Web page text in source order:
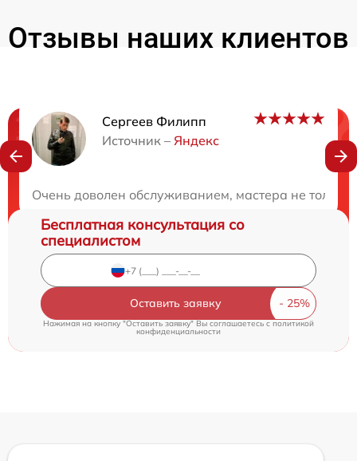
Отзывы наших клиентов
Сергеев Филипп
Источник – Яндекс
Очень доволен обслуживанием, мастера не
Нужна консультация?
Бесплатная консультация со
специалистом
Оставить заявку
Нажимая на кнопку "Оставить заявку" Вы соглашаетесь c политикой
конфиденциальности